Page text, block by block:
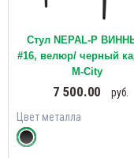
Стул NEPAL-P
#16, велюр/ черный
М-City
7 500.00
руб.
Цвет металла